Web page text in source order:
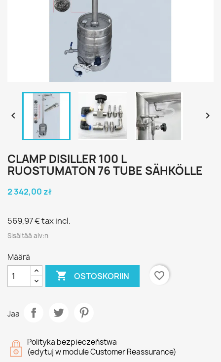
 
CLAMP DISILLER 100 L
RUOSTUMATON 76 TUBE SÄHKÖLLE
2 342,00 zł
569,97 €tax incl.
Sisältää alv:n
Määrä
 OSTOSKORIIN favorite_border
Jaa
Polityka bezpieczeństwa
(edytuj w module Customer Reassurance)